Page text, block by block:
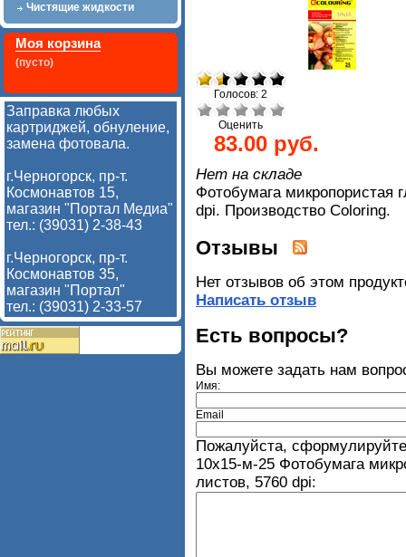
Чистящие жидкости
Моя корзина
(пусто)
Заправка любых
картриджей, обнуление,
замена фотовала.
г.Черногорск, пр-т.
Космонавтов 15,
магазин "Портал Медиа"
тел.: (39031) 2-38-43
г.Черногорск, пр-т.
Космонавтов 35,
магазин "Портал"
тел.: (39031) 2-33-57
Голосов: 2
Оценить
83.00 руб.
Нет на складе
Фотобумага микропористая
dpi. Производство Coloring.
Отзывы
Нет отзывов об этом
Написать отзыв
Есть вопросы?
Вы можете задать нам
Имя:
Email
Пожалуйста,
10х15-м-25 Фотобумага
листов, 5760 dpi: